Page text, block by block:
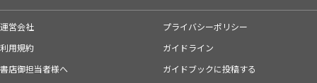
運営会社
プライバシーポリシー
利用規約
ガイドライン
書店御担当者様へ
ガイドブックに投稿する